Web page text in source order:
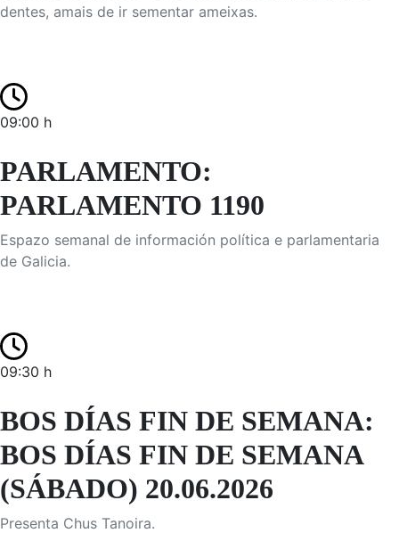
dentes, amais de ir sementar ameixas.
09:00 h
PARLAMENTO:
PARLAMENTO 1190
Espazo semanal de información política e parlamentaria
de Galicia.
09:30 h
BOS DÍAS FIN DE SEMANA:
BOS DÍAS FIN DE SEMANA
(SÁBADO) 20.06.2026
Presenta Chus Tanoira.